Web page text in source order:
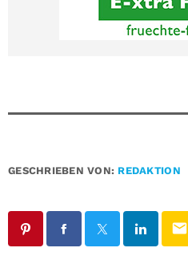
GESCHRIEBEN VON: REDAKTION
email